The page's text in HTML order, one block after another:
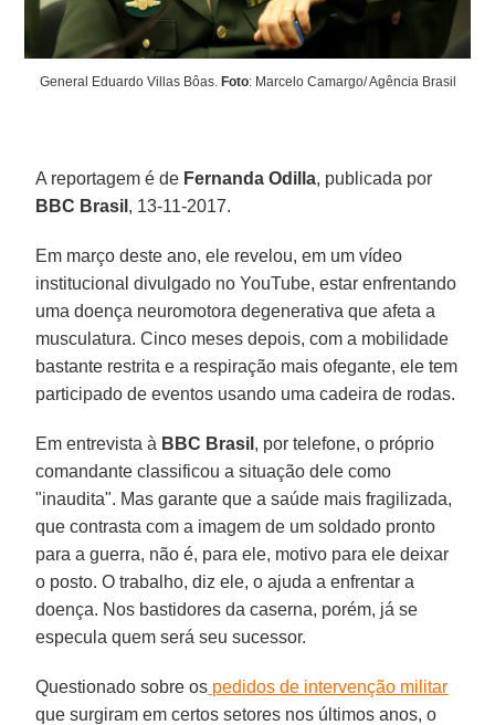
General Eduardo Villas Bôas. Foto: Marcelo Camargo/ Agência Brasil
A reportagem é de Fernanda Odilla, publicada por
BBC Brasil , 13-11-2017.
Em março deste ano, ele revelou, em um vídeo
institucional divulgado no YouTube, estar enfrentando
uma doença neuromotora degenerativa que afeta a
musculatura. Cinco meses depois, com a mobilidade
bastante restrita e a respiração mais ofegante, ele tem
participado de eventos usando uma cadeira de rodas.
Em entrevista à BBC Brasil , por telefone, o próprio
comandante classificou a situação dele como
"inaudita". Mas garante que a saúde mais fragilizada,
que contrasta com a imagem de um soldado pronto
para a guerra, não é, para ele, motivo para ele deixar
o posto. O trabalho, diz ele, o ajuda a enfrentar a
doença. Nos bastidores da caserna, porém, já se
especula quem será seu sucessor.
Questionado sobre os pedidos de intervenção militar
que surgiram em certos setores nos últimos anos, o